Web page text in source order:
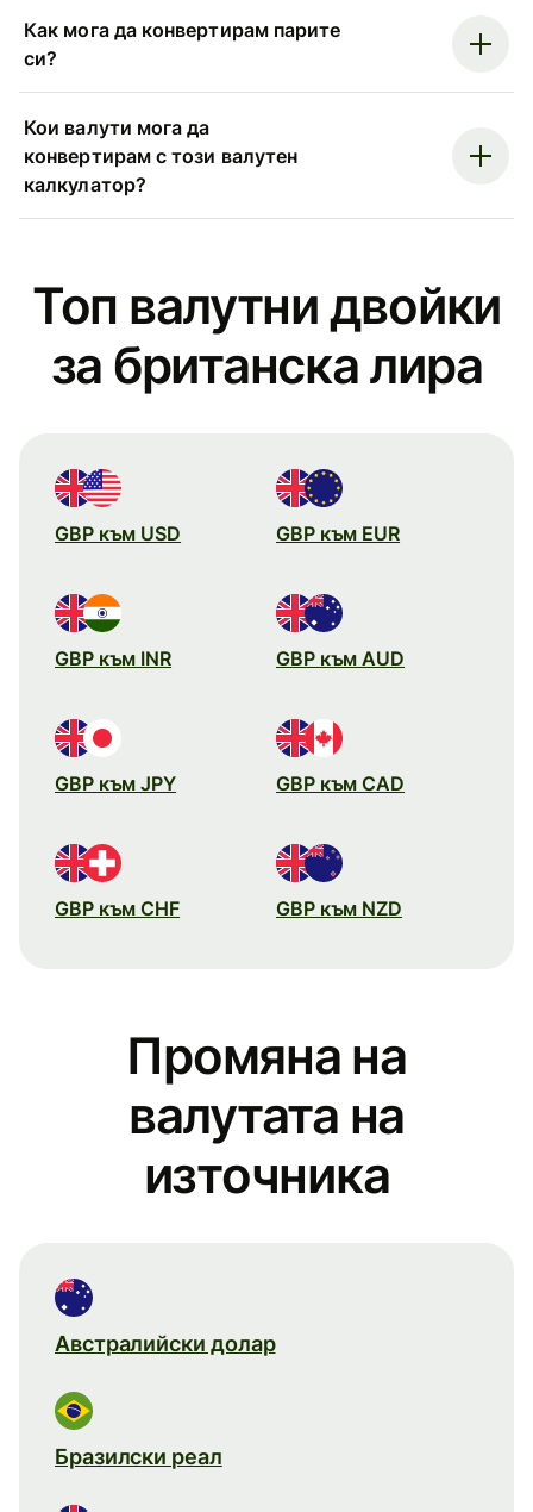
Как мога да конвертирам парите
си?
Кои валути мога да
конвертирам с този валутен
калкулатор?
Топ валутни двойки
за британска лира
GBP към USD GBP към EUR
GBP към INR GBP към AUD
GBP към JPY GBP към CAD
GBP към CHF GBP към NZD
Промяна на
валутата на
източника
Австралийски долар
Бразилски реал